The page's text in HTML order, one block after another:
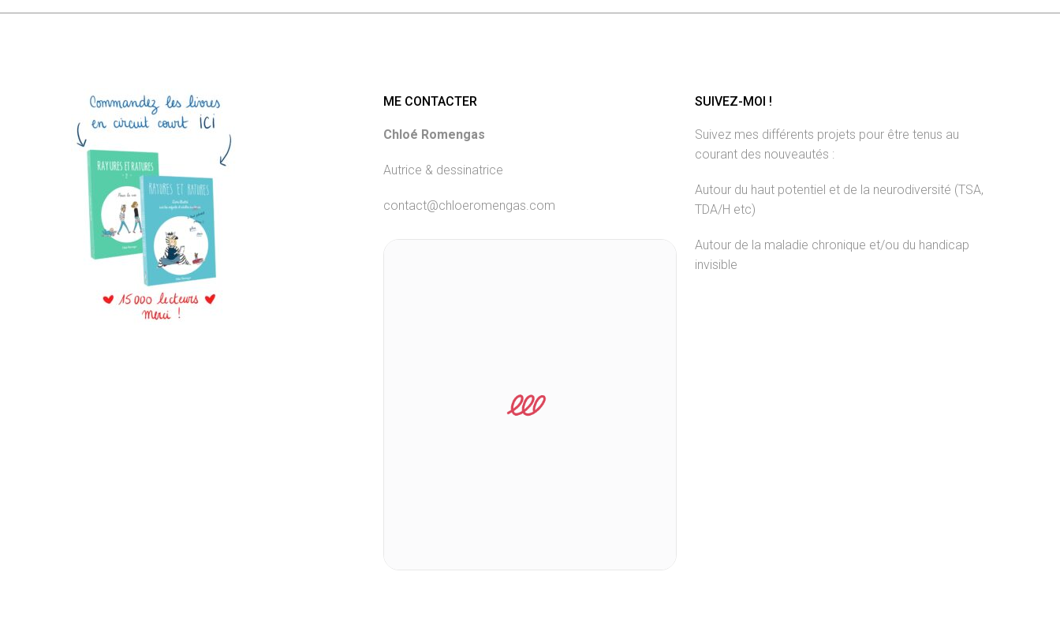
ME CONTACTER
Chloé Romengas
Autrice & dessinatrice
contact@chloeromengas.com
SUIVEZ-MOI !
Suivez mes différents projets pour être tenus au
courant des nouveautés :
Autour du haut potentiel et de la neurodiversité (TSA,
TDA/H etc)
Autour de la maladie chronique et/ou du handicap
invisible